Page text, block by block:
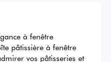
à fenêtre
pâtissière à fenêtre
vos pâtisseries et